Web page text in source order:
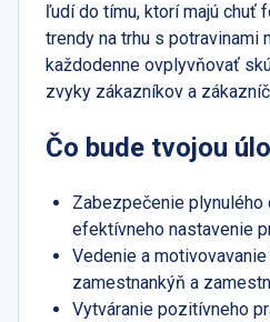
ľudí do tímu, ktorí majú chuť
trendy na trhu s potravinami
každodenne ovplyvňovať
zvyky zákazníkov a
Čo bude tvojou
Zabezpečenie plynulého
efektívneho nastavenie
Vedenie a
zamestnankýň a
Vytváranie pozitívneho